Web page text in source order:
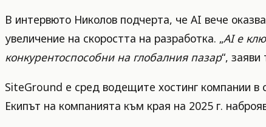
В интервюто Николов подчерта, че AI вече
увеличение на скоростта на разработка. „AI е
конкурентоспособни на глобалния пазар“, заяви
SiteGround е сред водещите хостинг компании
Екипът на компанията към края на 2025 г.